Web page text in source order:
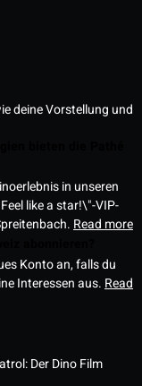
deine Vorstellung und
in unseren
like a star!\"-VIP-
Read more
Konto an, falls du
Interessen aus. Read
Der Dino Film